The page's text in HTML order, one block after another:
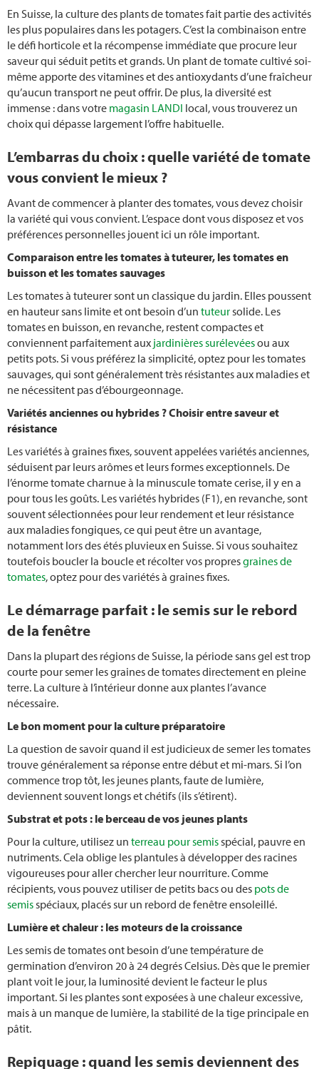
En Suisse, la culture des plants de tomates fait partie des activités
les plus populaires dans les potagers. C’est la combinaison entre
le défi horticole et la récompense immédiate que procure leur
saveur qui séduit petits et grands. Un plant de tomate cultivé soi-
même apporte des vitamines et des antioxydants d’une fraîcheur
qu’aucun transport ne peut offrir. De plus, la diversité est
immense : dans votre magasin LANDI local, vous trouverez un
choix qui dépasse largement l’offre habituelle.
L’embarras du choix : quelle variété de tomate
vous convient le mieux ?
Avant de commencer à planter des tomates, vous devez choisir
la variété qui vous convient. L’espace dont vous disposez et vos
préférences personnelles jouent ici un rôle important.
Comparaison entre les tomates à tuteurer, les tomates en
buisson et les tomates sauvages
Les tomates à tuteurer sont un classique du jardin. Elles poussent
en hauteur sans limite et ont besoin d’un tuteursolide. Les
tomates en buisson, en revanche, restent compactes et
conviennent parfaitement aux jardinières surélevéesou aux
petits pots. Si vous préférez la simplicité, optez pour les tomates
sauvages, qui sont généralement très résistantes aux maladies et
ne nécessitent pas d’ébourgeonnage.
Variétés anciennes ou hybrides ? Choisir entre saveur et
résistance
Les variétés à graines fixes, souvent appelées variétés anciennes,
séduisent par leurs arômes et leurs formes exceptionnels. De
l’énorme tomate charnue à la minuscule tomate cerise, il y en a
pour tous les goûts. Les variétés hybrides (F1), en revanche, sont
souvent sélectionnées pour leur rendement et leur résistance
aux maladies fongiques, ce qui peut être un avantage,
notamment lors des étés pluvieux en Suisse. Si vous souhaitez
toutefois boucler la boucle et récolter vos propresgraines de
tomates, optez pour des variétés à graines fixes.
Le démarrage parfait : le semis sur le rebord
de la fenêtre
Dans la plupart des régions de Suisse, la période sans gel est trop
courte pour semer les graines de tomates directement en pleine
terre. La culture à l’intérieur donne aux plantes l’avance
nécessaire.
Le bon moment pour la culture préparatoire
La question de savoir quand il est judicieux de semer les tomates
trouve généralement sa réponse entre début et mi-mars. Si l’on
commence trop tôt, les jeunes plants, faute de lumière,
deviennent souvent longs et chétifs (ils s’étirent).
Substrat et pots : le berceau de vos jeunes plants
Pour la culture, utilisez un terreau pour semis spécial, pauvre en
nutriments. Cela oblige les plantules à développer des racines
vigoureuses pour aller chercher leur nourriture. Comme
récipients, vous pouvez utiliser de petits bacs ou des pots de
semis spéciaux, placés sur un rebord de fenêtre ensoleillé.
Lumière et chaleur : les moteurs de la croissance
Les semis de tomates ont besoin d’une température de
germination d’environ 20 à 24 degrés Celsius. Dès que le premier
plant voit le jour, la luminosité devient le facteur le plus
important. Si les plantes sont exposées à une chaleur excessive,
mais à un manque de lumière, la stabilité de la tige principale en
pâtit.
Repiquage : quand les semis deviennent des
Plate-bande
Tailler les hortensias
Jardin d‘automne
Idées pour le balcon
Broyage
Hydroculture
Jeunes Plants
Planter des pommes de terre
Conserver les pommes de terre
Taille des rosiers grimpants
Compost
Composter
Planter du chou-rave
Herbes aromatiques
Créer un jardin d’herbes aromatiques
Planter des courges
Planter des poireaux
Planter de la lavande
Taille de la lavande
Plantation bette
Culture mixte
Travaux de jardinage mensuels
Paillage
Pressage
Protection anti-moustiques
Jardin naturel
Neophyte
Récolter des fruits
Tailler les lauriers roses